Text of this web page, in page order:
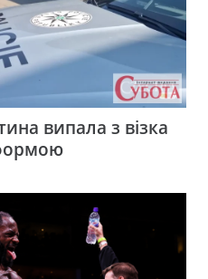
випала з візка